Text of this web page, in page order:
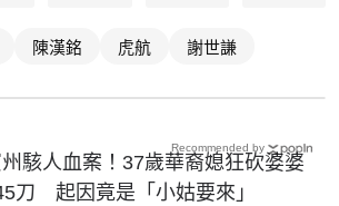
陳漢銘 虎航 謝世謙
駭人血案！37歲華裔媳狂砍婆婆
刀 起因竟是「小姑要來」
Recommended by